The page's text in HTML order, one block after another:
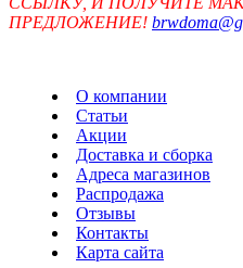
ПРЕДЛОЖЕНИЕ!
О компании
Статьи
Акции
Доставка и сборка
Адреса магазинов
Распродажа
Отзывы
Контакты
Карта сайта